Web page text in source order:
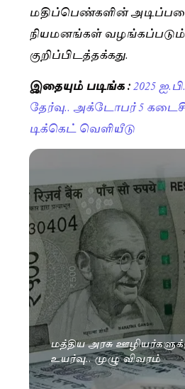
மதிப்பெண்களின்
நியமனங்கள்
குறிப்பிடத்தக்கது.
இதையும் படிங்க :2025
தேர்வு.. அக்டோபர் 5
டிக்கெட் வெளியீடு
மத்திய அரசு
உயர்வு.. முழு விவரம்